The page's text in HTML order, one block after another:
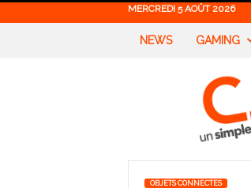
MERCREDI 5 AOÛT 2026
NEWS GAMING
OBJETS CONNECTES